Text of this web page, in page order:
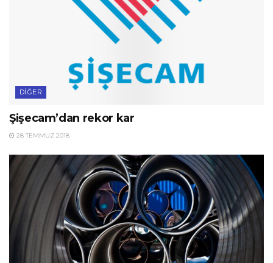
DIĞER
Şişecam’dan rekor kar
28 TEMMUZ 2018